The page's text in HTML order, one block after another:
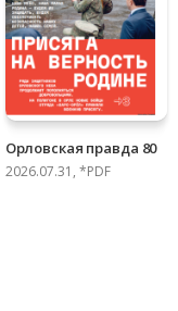
Орловская правда 80
2026.07.31, *PDF